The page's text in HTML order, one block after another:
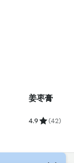
姜枣膏
4.9 (42)